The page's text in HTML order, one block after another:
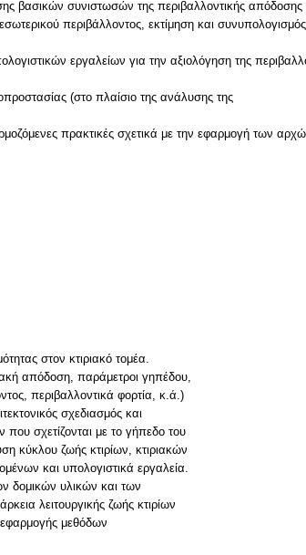
βασικών συνιστωσών της περιβαλλοντικής
περιβάλλοντος, εκτίμηση και συνυπολογισμός
εργαλείων για την αξιολόγηση της
(στο πλαίσιο της ανάλυσης της
πρακτικές σχετικά με την εφαρμογή των
στον κτιριακό τομέα.
απόδοση, παράμετροι γηπέδου,
περιβαλλοντικά φορτία, κ.ά.)
σχεδιασμός και
που σχετίζονται με το γήπεδο του
κύκλου ζωής κτιρίων, κτιριακών
και υπολογιστικά εργαλεία.
δομικών υλικών και των
λειτουργικής ζωής κτιρίων
μεθόδων